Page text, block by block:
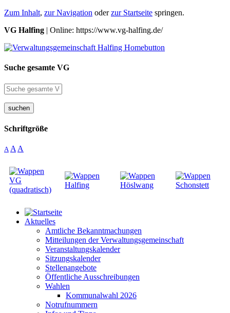
Zum Inhalt, zur Navigation oderzur Startseite springen.
VG Halfing | Online: https://www.vg-halfing.de/
Suche gesamte VG
suchen
Schriftgröße
A A A
Aktuelles
Amtliche Bekanntmachungen
Mitteilungen der Verwaltungsgemeinschaft
Veranstaltungskalender
Sitzungskalender
Stellenangebote
Öffentliche Ausschreibungen
Wahlen
Kommunalwahl 2026
Notrufnummern